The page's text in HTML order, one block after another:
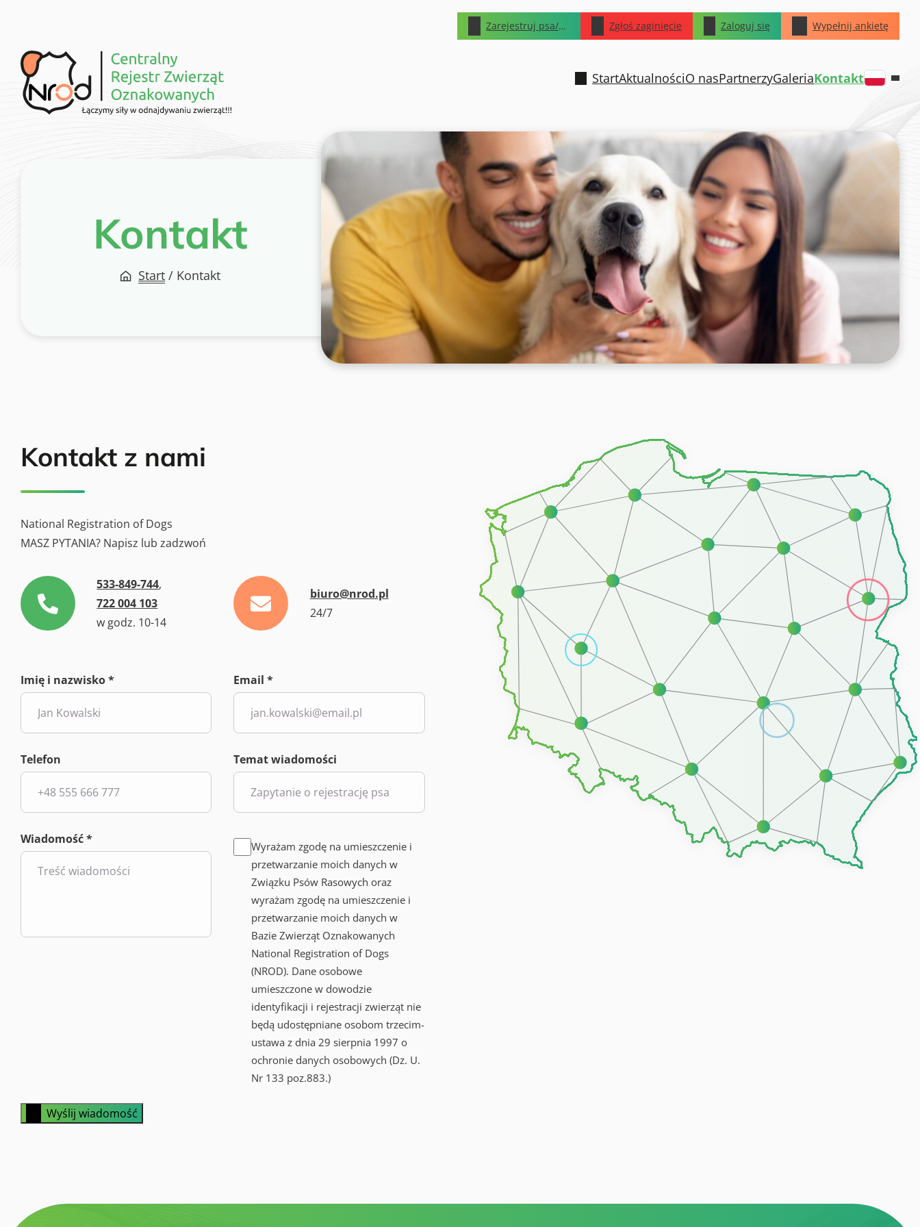
Zarejestruj psa/kota Zgłoś zaginięcie Zaloguj się Wypełnij ankietę
StartAktualnościO nasPartnerzyGaleriaKontakt
Kontakt
Start / Kontakt
Kontakt z nami
National Registration of Dogs
MASZ PYTANIA? Napisz lub zadzwoń
533-849-744,
722 004 103
w godz. 10-14
biuro@nrod.pl
24/7
Imię i nazwisko * Email *
Telefon Temat wiadomości
Wiadomość *
Wyrażam zgodę na umieszczenie i
przetwarzanie moich danych w
Związku Psów Rasowych oraz
wyrażam zgodę na umieszczenie i
przetwarzanie moich danych w
Bazie Zwierząt Oznakowanych
National Registration of Dogs
(NROD). Dane osobowe
umieszczone w dowodzie
identyfikacji i rejestracji zwierząt nie
będą udostępniane osobom trzecim-
ustawa z dnia 29 sierpnia 1997 o
ochronie danych osobowych (Dz. U.
Nr 133 poz.883.)
Wyślij wiadomość